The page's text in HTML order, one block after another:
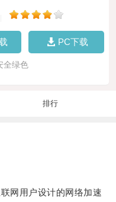
PC下载
全绿色
排行
用户设计的网络加速